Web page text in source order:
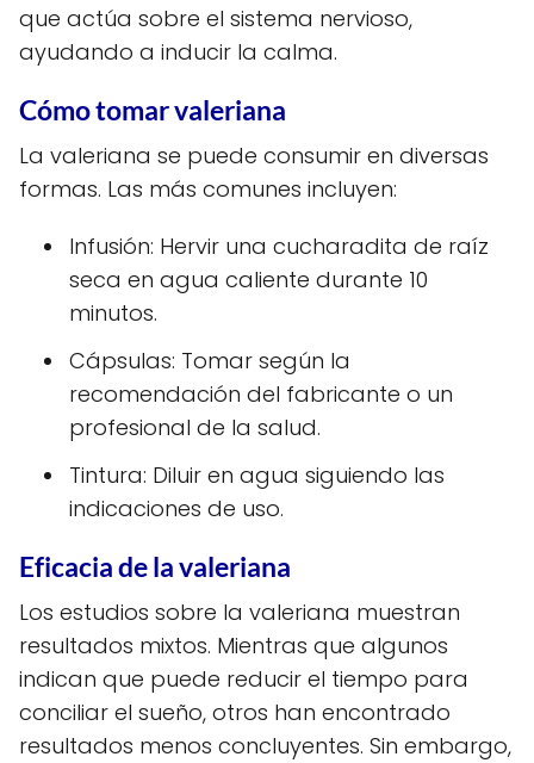
que actúa sobre el sistema nervioso,
ayudando a inducir la calma.
Cómo tomar valeriana
La valeriana se puede consumir en diversas
formas. Las más comunes incluyen:
Infusión: Hervir una cucharadita de raíz
seca en agua caliente durante 10
minutos.
Cápsulas: Tomar según la
recomendación del fabricante o un
profesional de la salud.
Tintura: Diluir en agua siguiendo las
indicaciones de uso.
Eficacia de la valeriana
Los estudios sobre la valeriana muestran
resultados mixtos. Mientras que algunos
indican que puede reducir el tiempo para
conciliar el sueño, otros han encontrado
resultados menos concluyentes. Sin embargo,